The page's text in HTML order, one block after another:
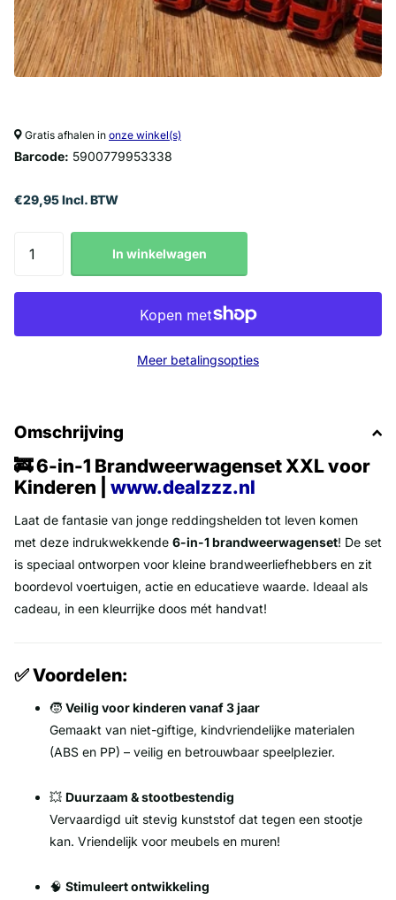
Gratis afhalen in onze winkel(s)
Barcode: 5900779953338
€29,95 Incl. BTW
In winkelwagen
Meer betalingsopties
Omschrijving
🚒 6-in-1 Brandweerwagenset XXL voor
Kinderen | www.dealzzz.nl
Laat de fantasie van jonge reddingshelden tot leven komen
met deze indrukwekkende 6-in-1 brandweerwagenset! De set
is speciaal ontworpen voor kleine brandweerliefhebbers en zit
boordevol voertuigen, actie en educatieve waarde. Ideaal als
cadeau, in een kleurrijke doos mét handvat!
✅ Voordelen:
🧒 Veilig voor kinderen vanaf 3 jaar
Gemaakt van niet-giftige, kindvriendelijke materialen
(ABS en PP) – veilig en betrouwbaar speelplezier.
💥 Duurzaam & stootbestendig
Vervaardigd uit stevig kunststof dat tegen een stootje
kan. Vriendelijk voor meubels en muren!
🧠 Stimuleert ontwikkeling